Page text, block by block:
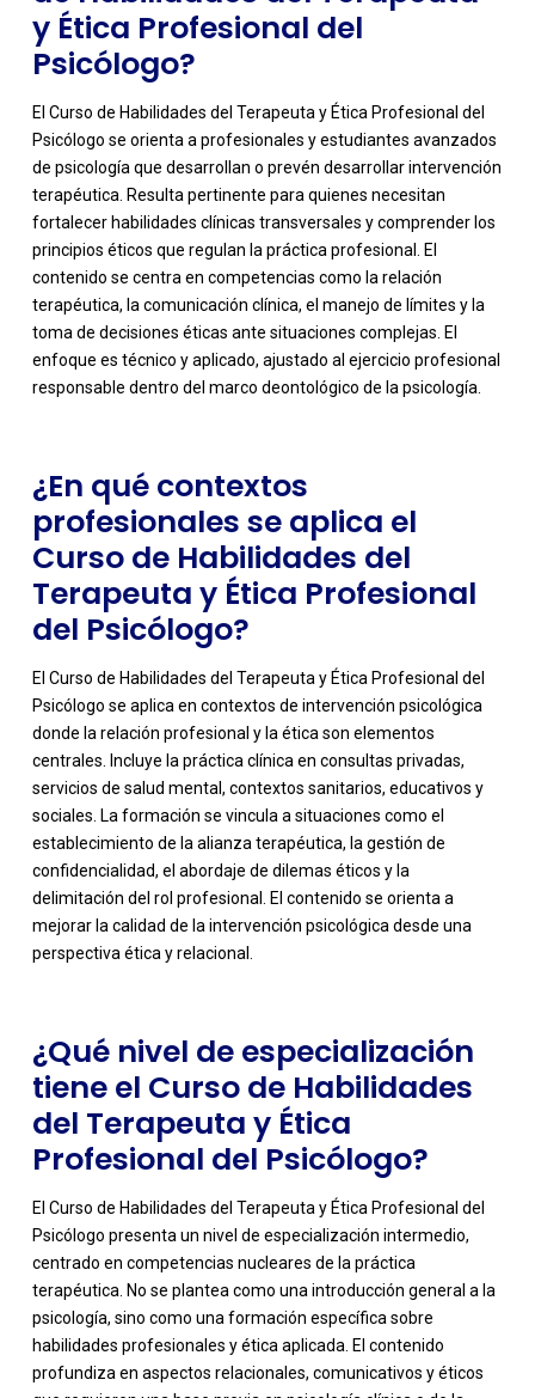
y Ética Profesional del
Psicólogo?
El Curso de Habilidades del Terapeuta y Ética Profesional del
Psicólogo se orienta a profesionales y estudiantes avanzados
de psicología que desarrollan o prevén desarrollar intervención
terapéutica. Resulta pertinente para quienes necesitan
fortalecer habilidades clínicas transversales y comprender los
principios éticos que regulan la práctica profesional. El
contenido se centra en competencias como la relación
terapéutica, la comunicación clínica, el manejo de límites y la
toma de decisiones éticas ante situaciones complejas. El
enfoque es técnico y aplicado, ajustado al ejercicio profesional
responsable dentro del marco deontológico de la psicología.
-
¿En qué contextos
profesionales se aplica el
Curso de Habilidades del
Terapeuta y Ética Profesional
del Psicólogo?
El Curso de Habilidades del Terapeuta y Ética Profesional del
Psicólogo se aplica en contextos de intervención psicológica
donde la relación profesional y la ética son elementos
centrales. Incluye la práctica clínica en consultas privadas,
servicios de salud mental, contextos sanitarios, educativos y
sociales. La formación se vincula a situaciones como el
establecimiento de la alianza terapéutica, la gestión de
confidencialidad, el abordaje de dilemas éticos y la
delimitación del rol profesional. El contenido se orienta a
mejorar la calidad de la intervención psicológica desde una
perspectiva ética y relacional.
-
¿Qué nivel de especialización
tiene el Curso de Habilidades
del Terapeuta y Ética
Profesional del Psicólogo?
El Curso de Habilidades del Terapeuta y Ética Profesional del
Psicólogo presenta un nivel de especialización intermedio,
centrado en competencias nucleares de la práctica
terapéutica. No se plantea como una introducción general a la
psicología, sino como una formación específica sobre
habilidades profesionales y ética aplicada. El contenido
profundiza en aspectos relacionales, comunicativos y éticos
-